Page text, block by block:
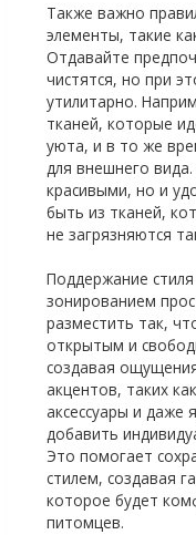
Также важно
элементы, такие
Отдавайте
чистятся, но при
утилитарно.
тканей, которые
уюта, и в то же
для внешнего
красивыми, но и
быть из тканей,
не загрязняются
Поддержание
зонированием
разместить так,
открытым и
создавая
акцентов, таких
аксессуары и даже
добавить
Это помогает
стилем, создавая
которое будет
питомцев.